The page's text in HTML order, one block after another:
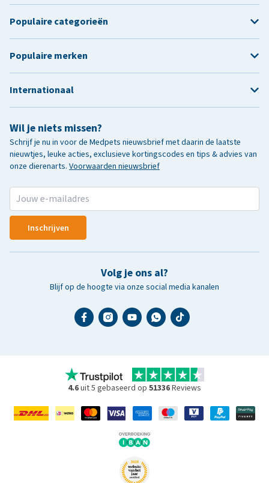
Wil je niets missen?
Schrijf je nu in voor de Medpets nieuwsbrief met daarin de laatste
nieuwtjes, leuke acties, exclusieve kortingscodes en tips & advies van
onze dierenarts. Voorwaarden nieuwsbrief
Inschrijven
Volg je ons al?
Blijf op de hoogte via onze social media kanalen
Populaire categorieën
Populaire merken
Internationaal
4.6uit 5 gebaseerd op 51336Reviews